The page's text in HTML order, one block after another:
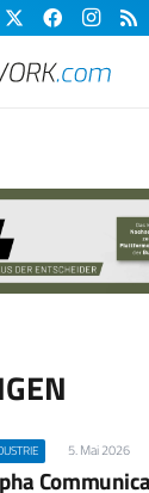
5. Mai 2026